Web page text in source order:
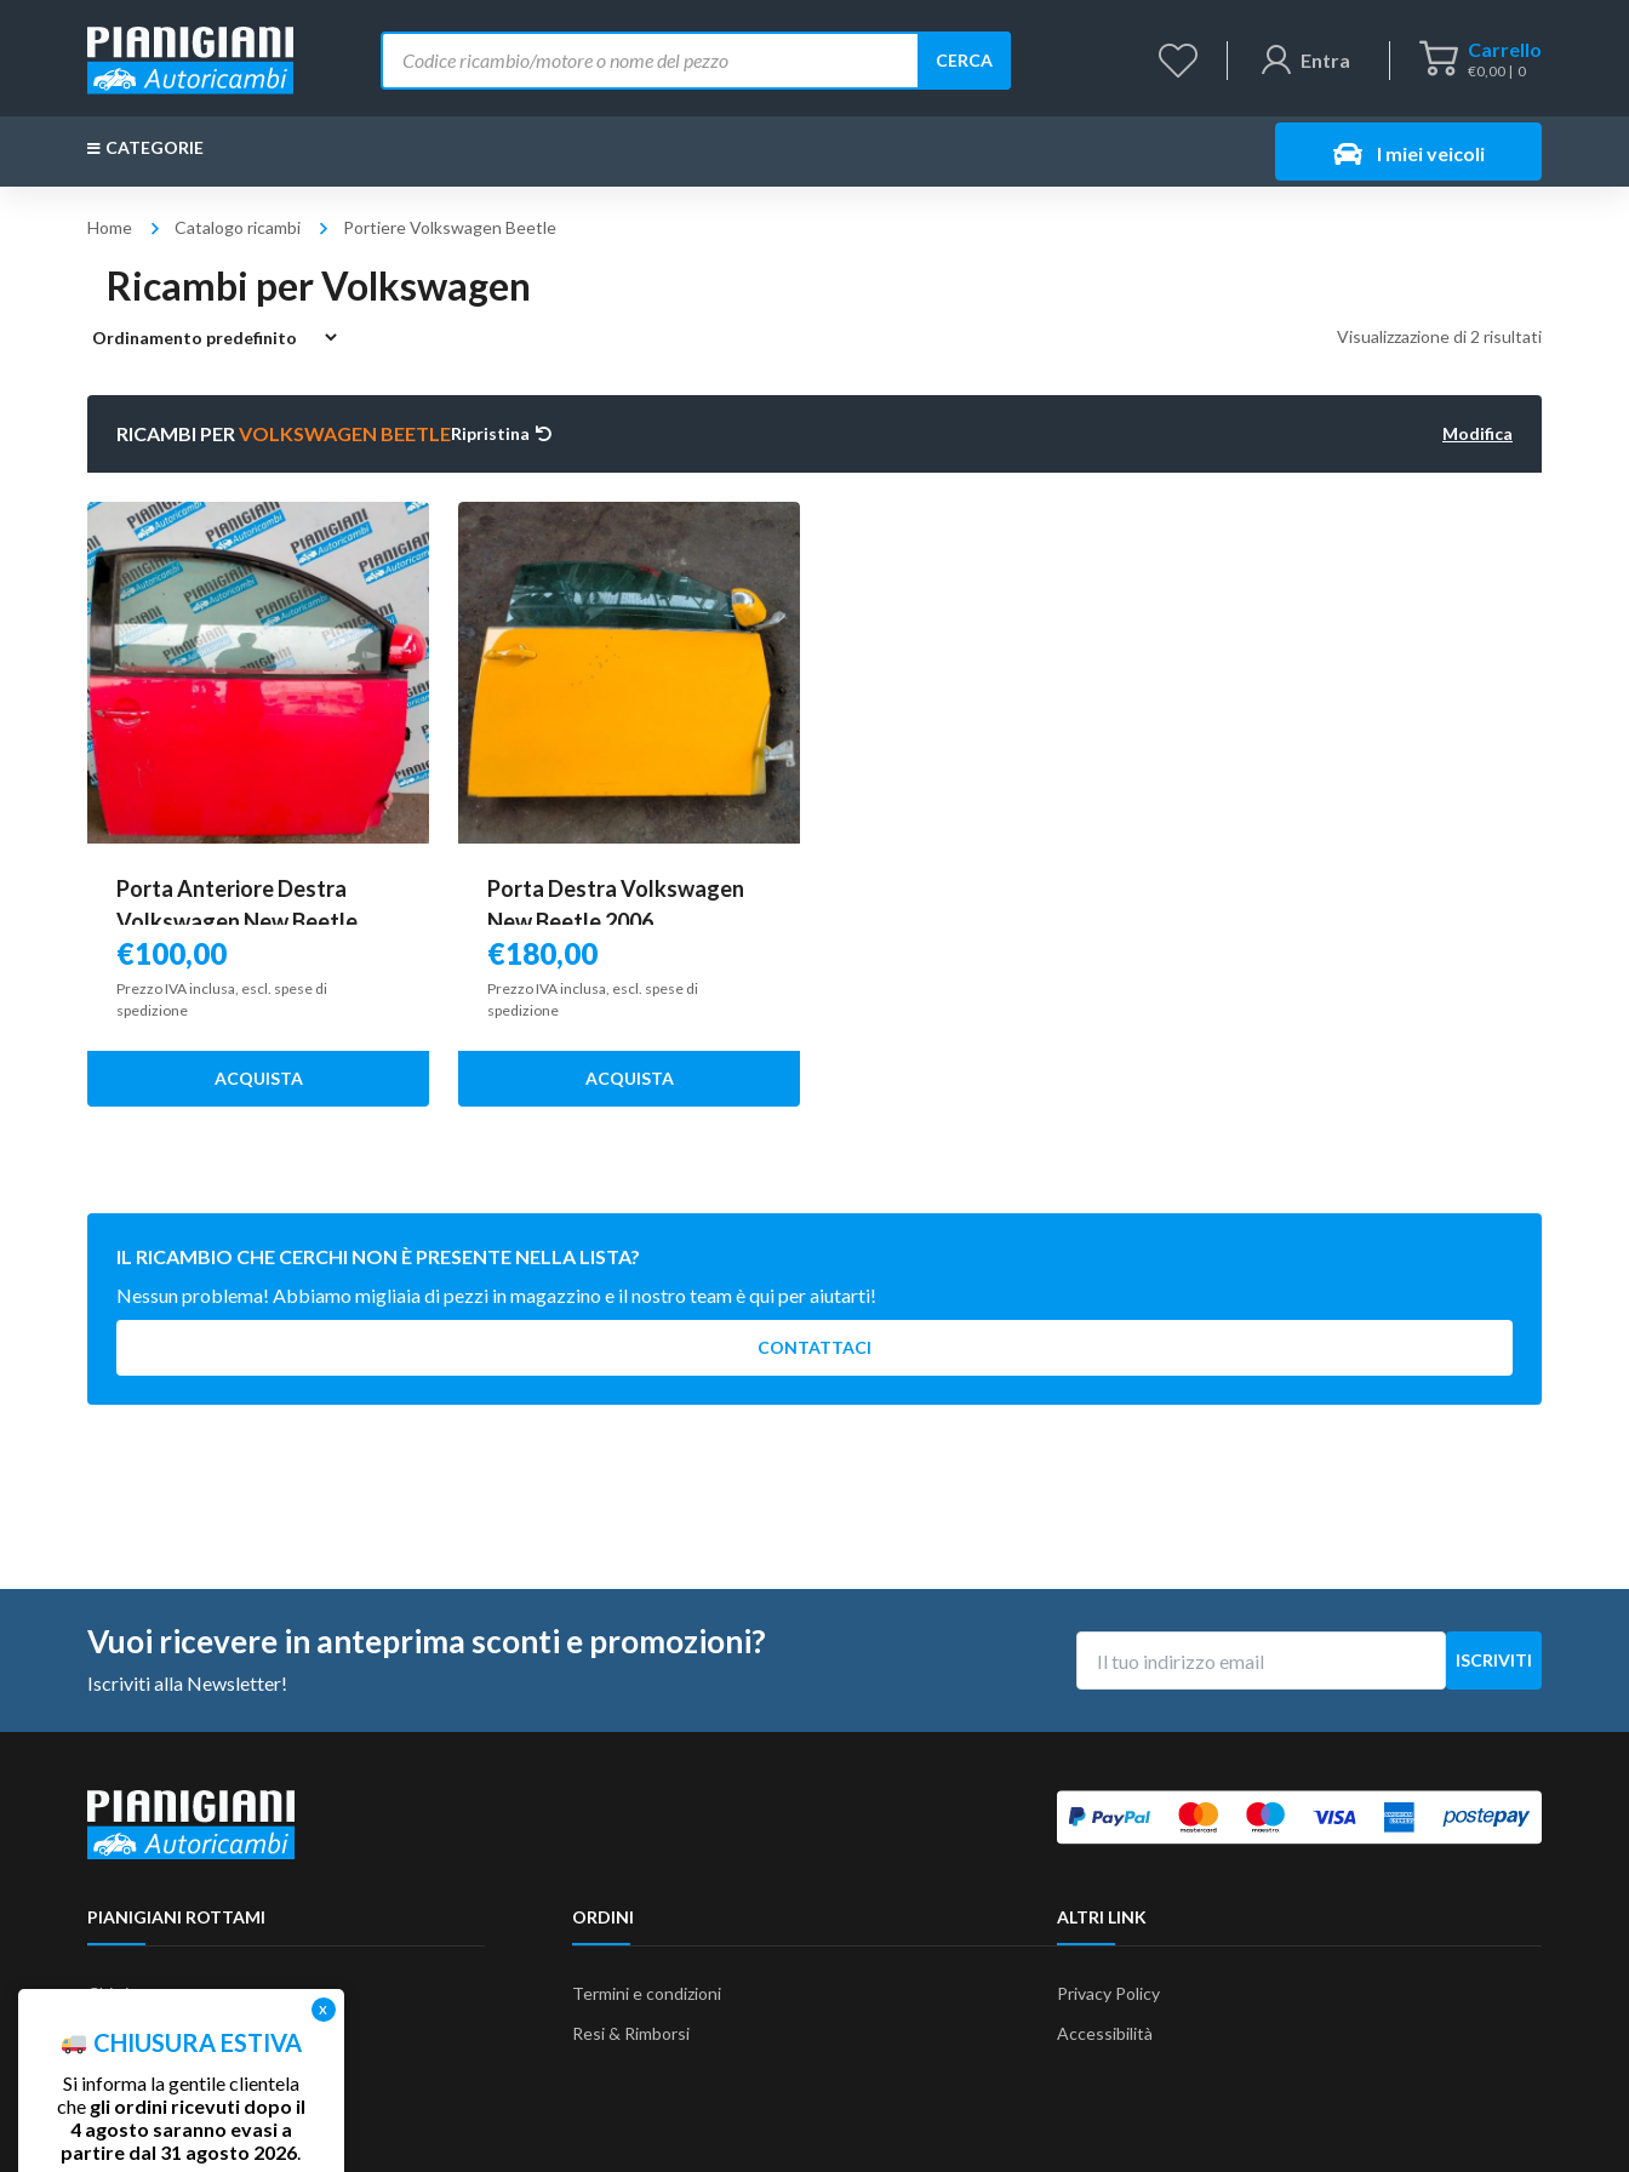
Carrello
€0,00 0
Entra
prodotti
CERCA
I miei veicoli
CATEGORIE
Home Catalogo ricambi Portiere Volkswagen Beetle
Ricambi per Volkswagen
Visualizzazione di 2 risultati
RICAMBI PERVOLKSWAGEN BEETLERipristina Modifica
Porta Anteriore Destra
Volkswagen New Beetle
1999
€100,00
Prezzo IVA inclusa, escl. spese di
spedizione
ACQUISTA
Porta Destra Volkswagen
New Beetle 2006
€180,00
Prezzo IVA inclusa, escl. spese di
spedizione
ACQUISTA
IL RICAMBIO CHE CERCHI NON È PRESENTE NELLA LISTA?
Nessun problema! Abbiamo migliaia di pezzi in magazzino e il nostro team è qui per aiutarti!
CONTATTACI
Vuoi ricevere in anteprima sconti e promozioni?
Iscriviti alla Newsletter!
PIANIGIANI ROTTAMI
Chi siamo
Contattaci
ORDINI
Termini e condizioni
Resi & Rimborsi
ALTRI LINK
Privacy Policy
Accessibilità
CHIUSURA ESTIVA
Si informa la gentile clientela
che gli ordini ricevuti dopo il
4 agosto saranno evasi a
partire dal 31 agosto 2026.